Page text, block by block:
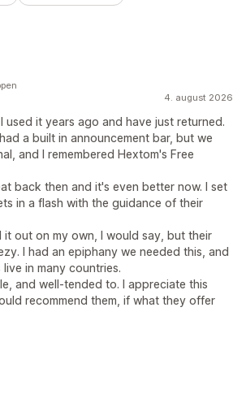
4. august 2026
used it years ago and have just returned.
a built in announcement bar, but we
and I remembered Hextom's Free
back then and it's even better now. I set
in a flash with the guidance of their
it out on my own, I would say, but their
I had an epiphany we needed this, and
in many countries.
and well-tended to. I appreciate this
recommend them, if what they offer